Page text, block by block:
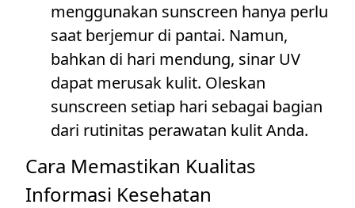
menggunakan sunscreen hanya perlu
saat berjemur di pantai. Namun,
bahkan di hari mendung, sinar UV
dapat merusak kulit. Oleskan
sunscreen setiap hari sebagai bagian
dari rutinitas perawatan kulit Anda.
Cara Memastikan Kualitas
Informasi Kesehatan